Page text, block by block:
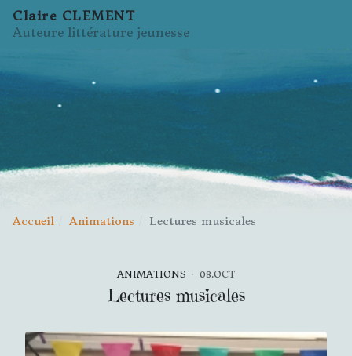
Claire CLEMENT
Auteure littérature jeunesse
Accueil Animations Lectures musicales
ANIMATIONS 08.OCT
Lectures musicales